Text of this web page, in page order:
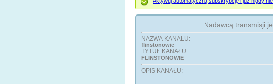
Nadawcą transmisji
NAZWA KANAŁU:
flinstonowie
TYTUŁ KANAŁU:
FLINSTONOWIE
OPIS KANAŁU: